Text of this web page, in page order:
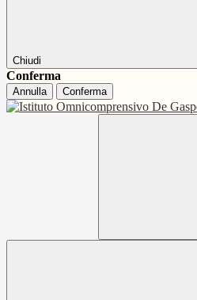
Chiudi
Conferma
Annulla Conferma